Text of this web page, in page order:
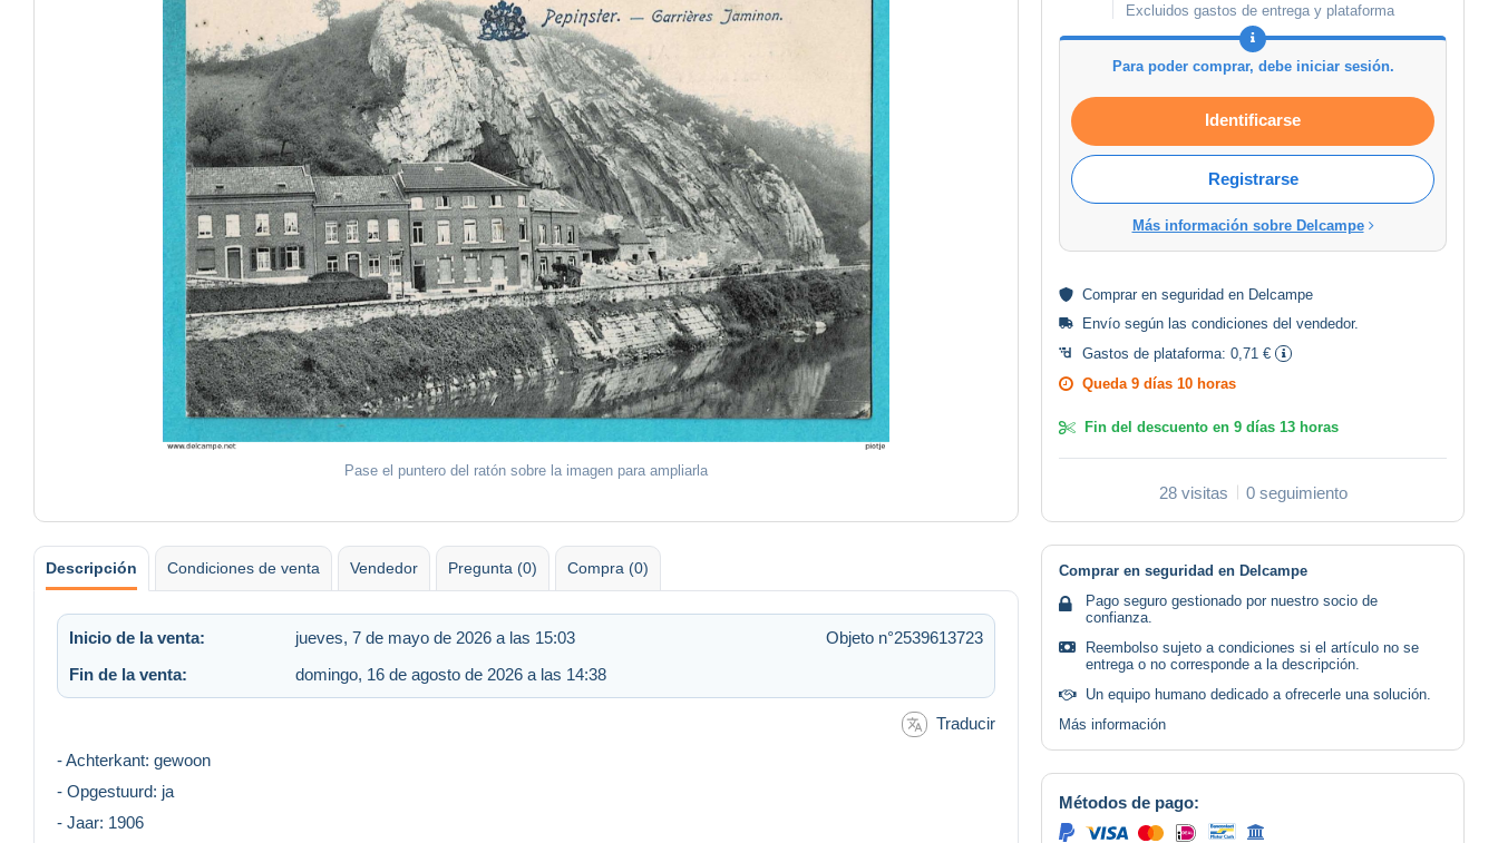
Pase el puntero del ratón sobre la imagen para ampliarla
Excluidos gastos de entrega y plataforma
Para poder comprar, debe iniciar sesión.
Identificarse
Registrarse
Más información sobre Delcampe
Comprar en seguridad en Delcampe
Envío según las condiciones del vendedor.
Gastos de plataforma: 0,71 €
Queda 9 días 10 horas
Fin del descuento en 9 días 13 horas
28 visitas 0 seguimiento
Descripción Condiciones de venta Vendedor Pregunta (0) Compra (0)
Inicio de la venta: jueves, 7 de mayo de 2026 a las 15:03
Objeto n°2539613723
Fin de la venta:
domingo, 16 de agosto de 2026 a las 14:38
Traducir
- Achterkant: gewoon
- Opgestuurd: ja
- Jaar: 1906
Comprar en seguridad en Delcampe
Pago seguro gestionado por nuestro socio de
confianza.
Reembolso sujeto a condiciones si el artículo no se
entrega o no corresponde a la descripción.
Un equipo humano dedicado a ofrecerle una solución.
Más información
Métodos de pago: